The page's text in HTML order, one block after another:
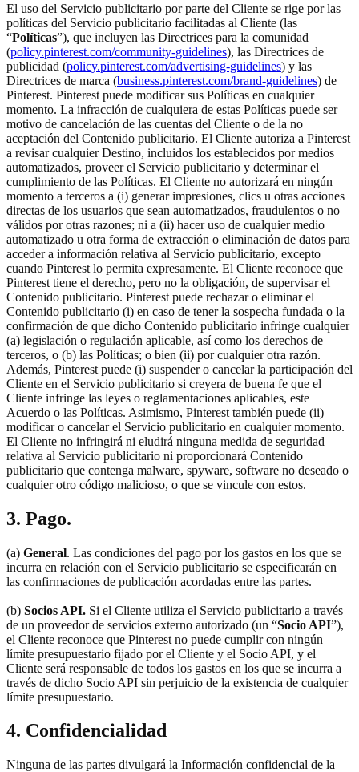
El uso del Servicio publicitario por parte del Cliente se rige por las
políticas del Servicio publicitario facilitadas al Cliente (las
“Políticas”), que incluyen las Directrices para la comunidad
(policy.pinterest.com/community-guidelines), las Directrices de
publicidad (policy.pinterest.com/advertising-guidelines) y las
Directrices de marca (business.pinterest.com/brand-guidelines) de
Pinterest. Pinterest puede modificar sus Políticas en cualquier
momento. La infracción de cualquiera de estas Políticas puede ser
motivo de cancelación de las cuentas del Cliente o de la no
aceptación del Contenido publicitario. El Cliente autoriza a Pinterest
a revisar cualquier Destino, incluidos los establecidos por medios
automatizados, proveer el Servicio publicitario y determinar el
cumplimiento de las Políticas. El Cliente no autorizará en ningún
momento a terceros a (i) generar impresiones, clics u otras acciones
directas de los usuarios que sean automatizados, fraudulentos o no
válidos por otras razones; ni a (ii) hacer uso de cualquier medio
automatizado u otra forma de extracción o eliminación de datos para
acceder a información relativa al Servicio publicitario, excepto
cuando Pinterest lo permita expresamente. El Cliente reconoce que
Pinterest tiene el derecho, pero no la obligación, de supervisar el
Contenido publicitario. Pinterest puede rechazar o eliminar el
Contenido publicitario (i) en caso de tener la sospecha fundada o la
confirmación de que dicho Contenido publicitario infringe cualquier
(a) legislación o regulación aplicable, así como los derechos de
terceros, o (b) las Políticas; o bien (ii) por cualquier otra razón.
Además, Pinterest puede (i) suspender o cancelar la participación del
Cliente en el Servicio publicitario si creyera de buena fe que el
Cliente infringe las leyes o reglamentaciones aplicables, este
Acuerdo o las Políticas. Asimismo, Pinterest también puede (ii)
modificar o cancelar el Servicio publicitario en cualquier momento.
El Cliente no infringirá ni eludirá ninguna medida de seguridad
relativa al Servicio publicitario ni proporcionará Contenido
publicitario que contenga malware, spyware, software no deseado o
cualquier otro código malicioso, o que se vincule con estos.
3. Pago.
(a) General. Las condiciones del pago por los gastos en los que se
incurra en relación con el Servicio publicitario se especificarán en
las confirmaciones de publicación acordadas entre las partes.
(b) Socios API. Si el Cliente utiliza el Servicio publicitario a través
de un proveedor de servicios externo autorizado (un “Socio API”),
el Cliente reconoce que Pinterest no puede cumplir con ningún
límite presupuestario fijado por el Cliente y el Socio API, y el
Cliente será responsable de todos los gastos en los que se incurra a
través de dicho Socio API sin perjuicio de la existencia de cualquier
límite presupuestario.
4. Confidencialidad
Ninguna de las partes divulgará la Información confidencial de la